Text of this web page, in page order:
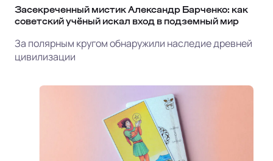
Засекреченный мистик Александр Барченко: как
советский учёный искал вход в подземный мир
За полярным кругом обнаружили наследие древней
цивилизации